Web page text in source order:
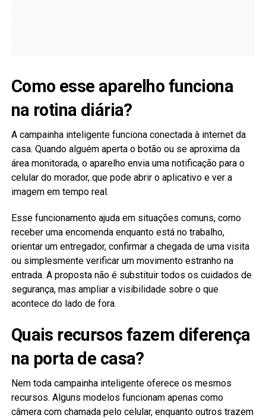
Como esse aparelho funciona
na rotina diária?
A campainha inteligente funciona conectada à internet da
casa. Quando alguém aperta o botão ou se aproxima da
área monitorada, o aparelho envia uma notificação para o
celular do morador, que pode abrir o aplicativo e ver a
imagem em tempo real.
Esse funcionamento ajuda em situações comuns, como
receber uma encomenda enquanto está no trabalho,
orientar um entregador, confirmar a chegada de uma visita
ou simplesmente verificar um movimento estranho na
entrada. A proposta não é substituir todos os cuidados de
segurança, mas ampliar a visibilidade sobre o que
acontece do lado de fora.
Quais recursos fazem diferença
na porta de casa?
Nem toda campainha inteligente oferece os mesmos
recursos. Alguns modelos funcionam apenas como
câmera com chamada pelo celular, enquanto outros trazem